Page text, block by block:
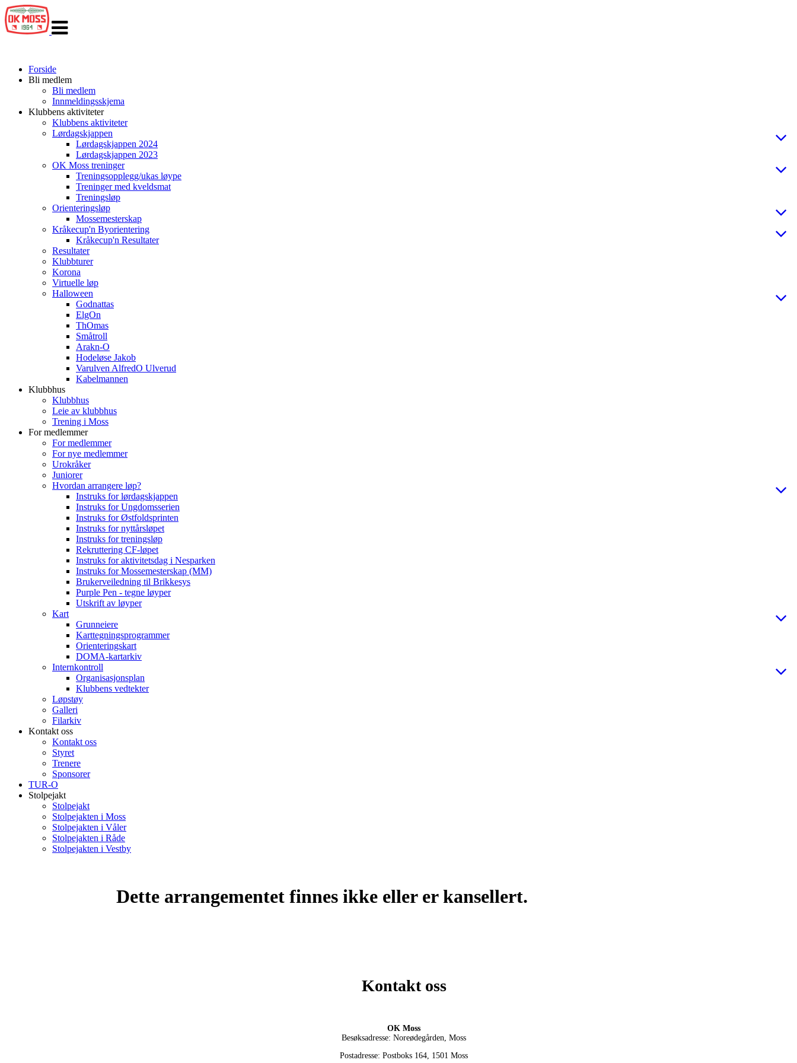
navigasjon
Forside
Bli medlem
Bli medlem
Innmeldingsskjema
Klubbens aktiviteter
Klubbens aktiviteter
Lørdagskjappen
Lørdagskjappen 2024
Lørdagskjappen 2023
OK Moss treninger
Treningsopplegg/ukas løype
Treninger med kveldsmat
Treningsløp
Orienteringsløp
Mossemesterskap
Kråkecup'n Byorientering
Kråkecup'n Resultater
Resultater
Klubbturer
Korona
Virtuelle løp
Halloween
Godnattas
ElgOn
ThOmas
Småtroll
Arakn-O
Hodeløse Jakob
Varulven AlfredO Ulverud
Kabelmannen
Klubbhus
Klubbhus
Leie av klubbhus
Trening i Moss
For medlemmer
For medlemmer
For nye medlemmer
Urokråker
Juniorer
Hvordan arrangere løp?
Instruks for lørdagskjappen
Instruks for Ungdomsserien
Instruks for Østfoldsprinten
Instruks for nyttårsløpet
Instruks for treningsløp
Rekruttering CF-løpet
Instruks for aktivitetsdag i Nesparken
Instruks for Mossemesterskap (MM)
Brukerveiledning til Brikkesys
Purple Pen - tegne løyper
Utskrift av løyper
Kart
Grunneiere
Karttegningsprogrammer
Orienteringskart
DOMA-kartarkiv
Internkontroll
Organisasjonsplan
Klubbens vedtekter
Løpstøy
Galleri
Filarkiv
Kontakt oss
Kontakt oss
Styret
Trenere
Sponsorer
TUR-O
Stolpejakt
Stolpejakt
Stolpejakten i Moss
Stolpejakten i Våler
Stolpejakten i Råde
Stolpejakten i Vestby
Dette arrangementet finnes ikke eller er kansellert.
Kontakt oss
OK Moss
Besøksadresse: Noreødegården, Moss
Postadresse: Postboks 164, 1501 Moss